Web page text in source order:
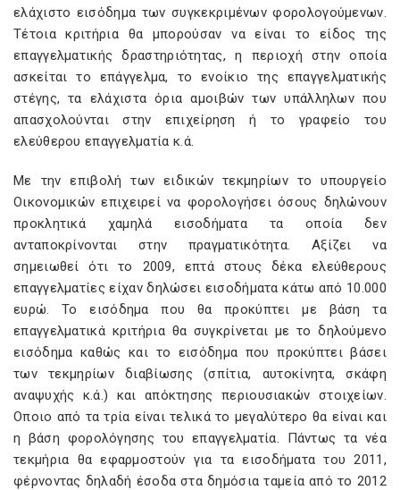
ελάχιστο εισόδημα των συγκεκριμένων φορολογούμενων.
Τέτοια κριτήρια θα μπορούσαν να είναι το είδος της
επαγγελματικής δραστηριότητας, η περιοχή στην οποία
ασκείται το επάγγελμα, το ενοίκιο της επαγγελματικής
στέγης, τα ελάχιστα όρια αμοιβών των υπάλληλων που
απασχολούνται στην επιχείρηση ή το γραφείο του
ελεύθερου επαγγελματία κ.ά.
Με την επιβολή των ειδικών τεκμηρίων το υπουργείο
Οικονομικών επιχειρεί να φορολογήσει όσους δηλώνουν
προκλητικά χαμηλά εισοδήματα τα οποία δεν
ανταποκρίνονται στην πραγματικότητα. Αξίζει να
σημειωθεί ότι το 2009, επτά στους δέκα ελεύθερους
επαγγελματίες είχαν δηλώσει εισοδήματα κάτω από 10.000
ευρώ. Το εισόδημα που θα προκύπτει με βάση τα
επαγγελματικά κριτήρια θα συγκρίνεται με το δηλούμενο
εισόδημα καθώς και το εισόδημα που προκύπτει βάσει
των τεκμηρίων διαβίωσης (σπίτια, αυτοκίνητα, σκάφη
αναψυχής κ.ά.) και απόκτησης περιουσιακών στοιχείων.
Οποιο από τα τρία είναι τελικά το μεγαλύτερο θα είναι και
η βάση φορολόγησης του επαγγελματία. Πάντως τα νέα
τεκμήρια θα εφαρμοστούν για τα εισοδήματα του 2011,
φέρνοντας δηλαδή έσοδα στα δημόσια ταμεία από το 2012